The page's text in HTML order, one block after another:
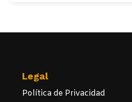
Legal
Política de Privacidad